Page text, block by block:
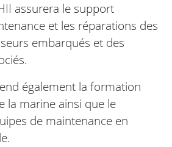
assurera le support
et les réparations des
embarqués et des
également la formation
la marine ainsi que le
de maintenance en